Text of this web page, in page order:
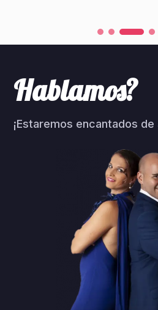
Hablamos?
¡Estaremos encantados